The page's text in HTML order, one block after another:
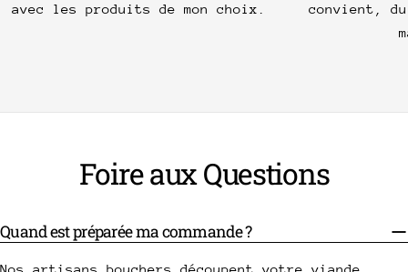
avec les produits de mon choix.
convient,
Foire aux Questions
Quand est préparée ma commande ?